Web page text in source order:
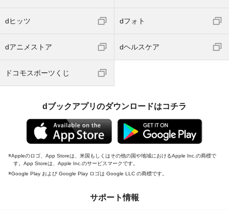
dヒッツ dフォト
dアニメストア dヘルスケア
ドコモスポーツくじ
dブックアプリのダウンロードはコチラ
Appleのロゴ、App Storeは、米国もしくはその他の国や地域におけるApple Inc.の商標で
す。App Storeは、Apple Inc.のサービスマークです。
Google Play および Google Play ロゴは Google LLC の商標です。
サポート情報